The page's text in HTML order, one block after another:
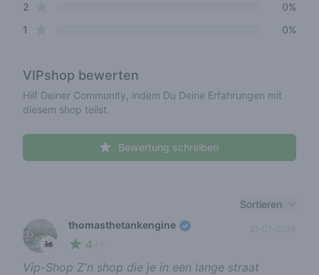
2
0%
1
0%
VIPshop bewerten
Hilf Deiner Community, indem Du Deine Erfahrungen mit
diesem shop teilst.
Bewertung schreiben
Sortieren
🚂
thomasthetankengine
4
Vip-Shop Z'n shop die je in een lange straat